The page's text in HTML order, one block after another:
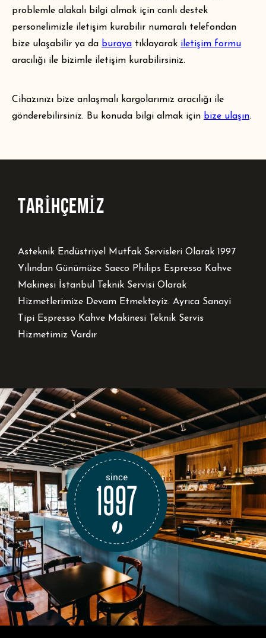
problemle alakalı bilgi almak için canlı destek
personelimizle iletişim kurabilir numaralı telefondan
bize ulaşabilir ya da buraya tıklayarak iletişim formu
aracılığı ile bizimle iletişim kurabilirsiniz.
Cihazınızı bize anlaşmalı kargolarımız aracılığı ile
gönderebilirsiniz. Bu konuda bilgi almak için bize ulaşın.
TARİHÇEMİZ
Asteknik Endüstriyel Mutfak Servisleri Olarak 1997
Yılından Günümüze Saeco Philips Espresso Kahve
Makinesi İstanbul Teknik Servisi Olarak
Hizmetlerimize Devam Etmekteyiz. Ayrıca Sanayi
Tipi Espresso Kahve Makinesi Teknik Servis
Hizmetimiz Vardır